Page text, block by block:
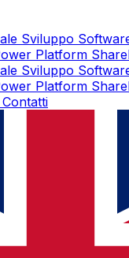
Sviluppo
Platform
Sviluppo
Platform
Contatti